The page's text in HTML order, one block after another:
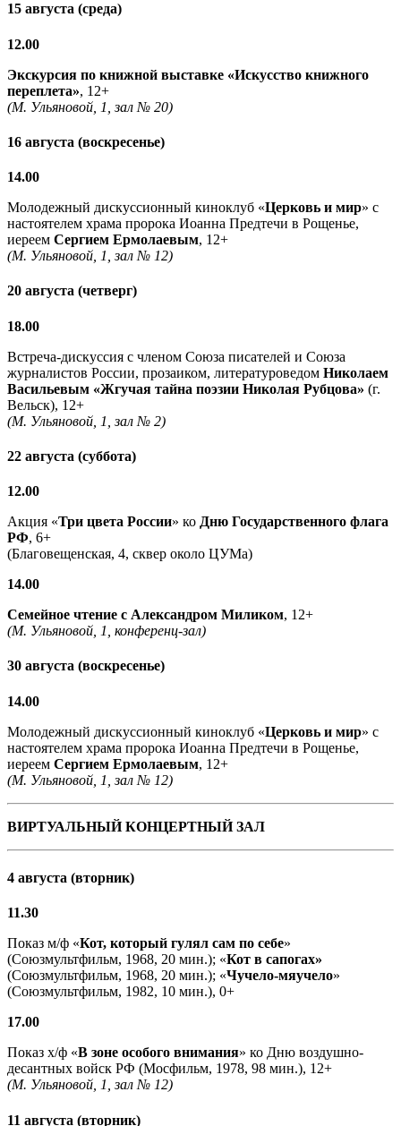
15 августа (среда)
12.00
Экскурсия по книжной выставке «Искусство книжного
переплета», 12+
(М. Ульяновой, 1, зал № 20)
16 августа (воскресенье)
14.00
Молодежный дискуссионный киноклуб «Церковь и мир» с
настоятелем храма пророка Иоанна Предтечи в Рощенье,
иереем Сергием Ермолаевым, 12+
(М. Ульяновой, 1, зал № 12)
20 августа (четверг)
18.00
Встреча-дискуссия с членом Союза писателей и Союза
журналистов России, прозаиком, литературоведом Николаем
Васильевым «Жгучая тайна поэзии Николая Рубцова» (г.
Вельск), 12+
(М. Ульяновой, 1, зал № 2)
22 августа (суббота)
12.00
Акция «Три цвета России» ко Дню Государственного флага
РФ, 6+
(Благовещенская, 4, сквер около ЦУМа)
14.00
Семейное чтение с Александром Миликом, 12+
(М. Ульяновой, 1, конференц-зал)
30 августа (воскресенье)
14.00
Молодежный дискуссионный киноклуб «Церковь и мир» с
настоятелем храма пророка Иоанна Предтечи в Рощенье,
иереем Сергием Ермолаевым, 12+
(М. Ульяновой, 1, зал № 12)
ВИРТУАЛЬНЫЙ КОНЦЕРТНЫЙ ЗАЛ
4 августа (вторник)
11.30
Показ м/ф «Кот, который гулял сам по себе»
(Союзмультфильм, 1968, 20 мин.); «Кот в сапогах»
(Союзмультфильм, 1968, 20 мин.); «Чучело-мяучело»
(Союзмультфильм, 1982, 10 мин.), 0+
17.00
Показ х/ф «В зоне особого внимания» ко Дню воздушно-
десантных войск РФ (Мосфильм, 1978, 98 мин.), 12+
(М. Ульяновой, 1, зал № 12)
11 августа (вторник)